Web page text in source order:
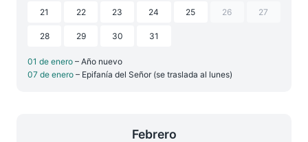
21 22 23 24 25 26 27
28 29 30 31
01 de enero – Año nuevo
07 de enero – Epifanía del Señor (se traslada al lunes)
Febrero